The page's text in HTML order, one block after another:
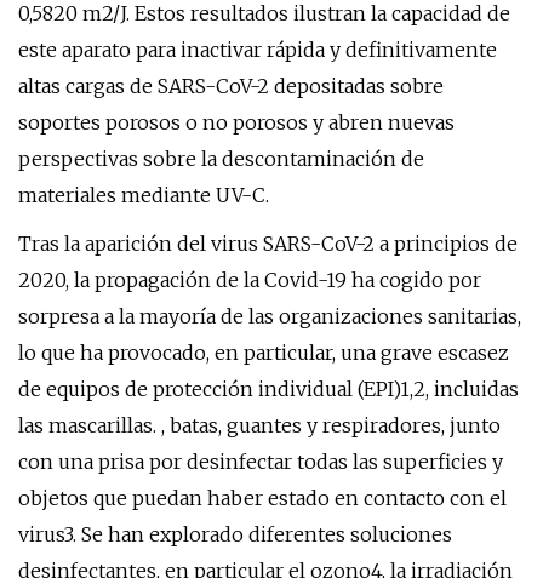
0,5820 m2/J. Estos resultados ilustran la capacidad de
este aparato para inactivar rápida y definitivamente
altas cargas de SARS-CoV-2 depositadas sobre
soportes porosos o no porosos y abren nuevas
perspectivas sobre la descontaminación de
materiales mediante UV-C.
Tras la aparición del virus SARS-CoV-2 a principios de
2020, la propagación de la Covid-19 ha cogido por
sorpresa a la mayoría de las organizaciones sanitarias,
lo que ha provocado, en particular, una grave escasez
de equipos de protección individual (EPI)1,2, incluidas
las mascarillas. , batas, guantes y respiradores, junto
con una prisa por desinfectar todas las superficies y
objetos que puedan haber estado en contacto con el
virus3. Se han explorado diferentes soluciones
desinfectantes, en particular el ozono4, la irradiación